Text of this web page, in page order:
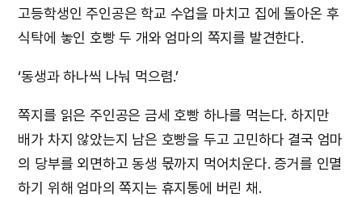
고등학생인 주인공은 학교 수업을 마치고 집에 돌아온 후
식탁에 놓인 호빵 두 개와 엄마의 쪽지를 발견한다.
‘동생과 하나씩 나눠 먹으렴.’
쪽지를 읽은 주인공은 금세 호빵 하나를 먹는다. 하지만
배가 차지 않았는지 남은 호빵을 두고 고민하다 결국 엄마
의 당부를 외면하고 동생 몫까지 먹어치운다. 증거를 인멸
하기 위해 엄마의 쪽지는 휴지통에 버린 채.